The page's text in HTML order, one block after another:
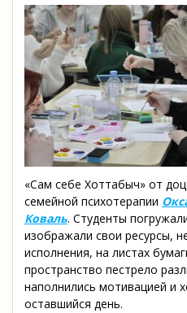
«Сам себе Хоттабыч» от
семейной психотерапии
Коваль. Студенты
изображали свои ресурсы,
исполнения, на листах
пространство пестрело
наполнились мотивацией и
оставшийся день.